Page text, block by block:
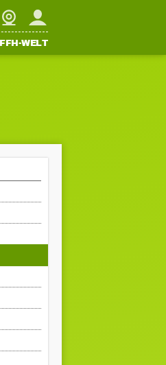
WebcamMein FFH
FFH-WELT